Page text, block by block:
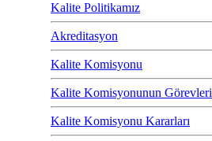
Kalite Politikamız
Akreditasyon
Kalite Komisyonu
Kalite Komisyonunun Görevleri
Kalite Komisyonu Kararları